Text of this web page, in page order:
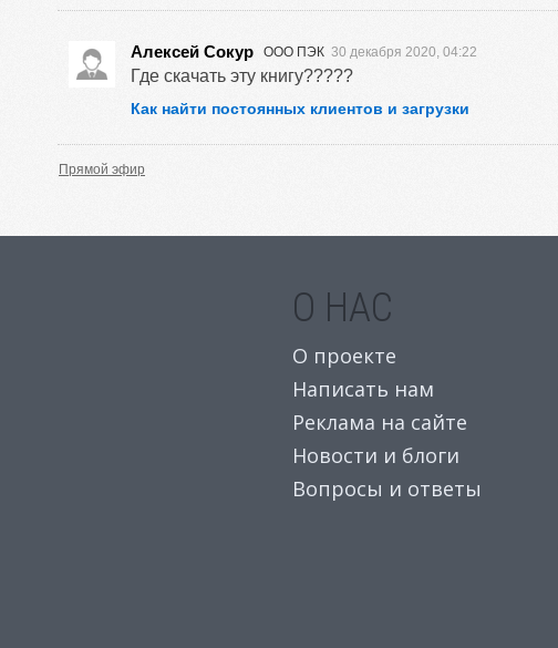
Алексей Сокур ООО ПЭК 30 декабря 2020, 04:22
Где скачать эту книгу?????
Как найти постоянных клиентов и загрузки
Прямой эфир
О НАС
О проекте
Написать нам
Реклама на сайте
Новости и блоги
Вопросы и ответы